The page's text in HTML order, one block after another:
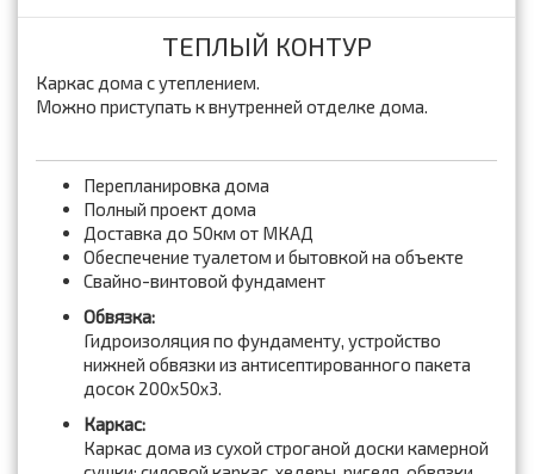
ТЕПЛЫЙ КОНТУР
Каркас дома с утеплением.
Можно приступать к внутренней отделке дома.
Перепланировка дома
Полный проект дома
Доставка до 50км от МКАД
Обеспечение туалетом и бытовкой на объекте
Свайно-винтовой фундамент
Обвязка:
Гидроизоляция по фундаменту, устройство
нижней обвязки из антисептированного пакета
досок 200x50x3.
Каркас:
Каркас дома из сухой строганой доски камерной